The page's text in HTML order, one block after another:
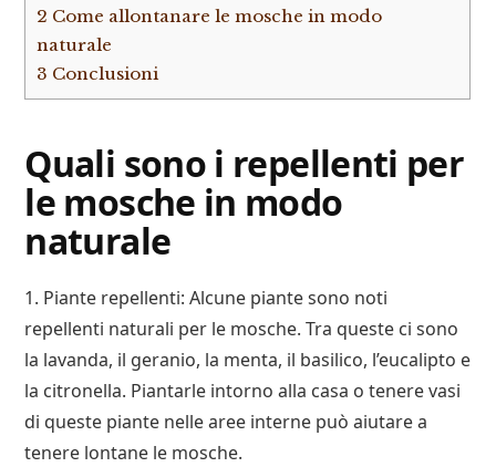
2 Come allontanare le mosche in modo
naturale
3 Conclusioni
Quali sono i repellenti per
le mosche in modo
naturale
1. Piante repellenti: Alcune piante sono noti
repellenti naturali per le mosche. Tra queste ci sono
la lavanda, il geranio, la menta, il basilico, l’eucalipto e
la citronella. Piantarle intorno alla casa o tenere vasi
di queste piante nelle aree interne può aiutare a
tenere lontane le mosche.